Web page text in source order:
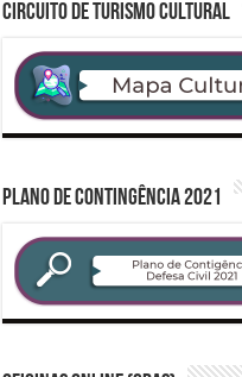
CIRCUITO DE TURISMO CULTURAL
PLANO DE CONTINGÊNCIA 2021